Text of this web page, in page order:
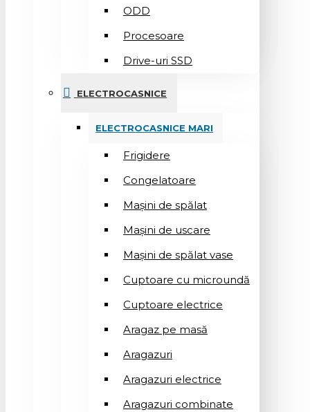
ODD
Procesoare
Drive-uri SSD
ELECTROCASNICE
ELECTROCASNICE MARI
Frigidere
Congelatoare
Mașini de spălat
Mașini de uscare
Mașini de spălat vase
Cuptoare cu microundă
Cuptoare electrice
Aragaz pe masă
Aragazuri
Aragazuri electrice
Aragazuri combinate